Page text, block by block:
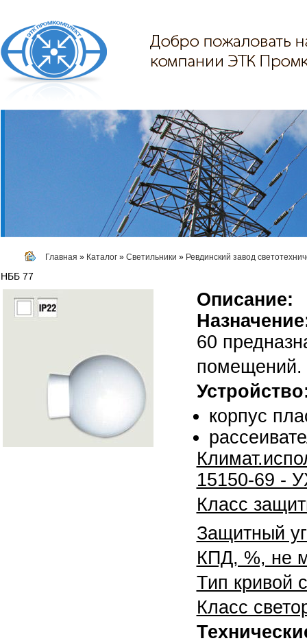
Главная » Каталог» Светильники » Ревдинский завод
НББ 77
Описание:
60
помещений.
корпус
15150-69 -
Класс
Защитный
КПД, %, не
Тип кривой
Класс